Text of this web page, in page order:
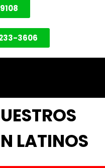
3606
LATINOS